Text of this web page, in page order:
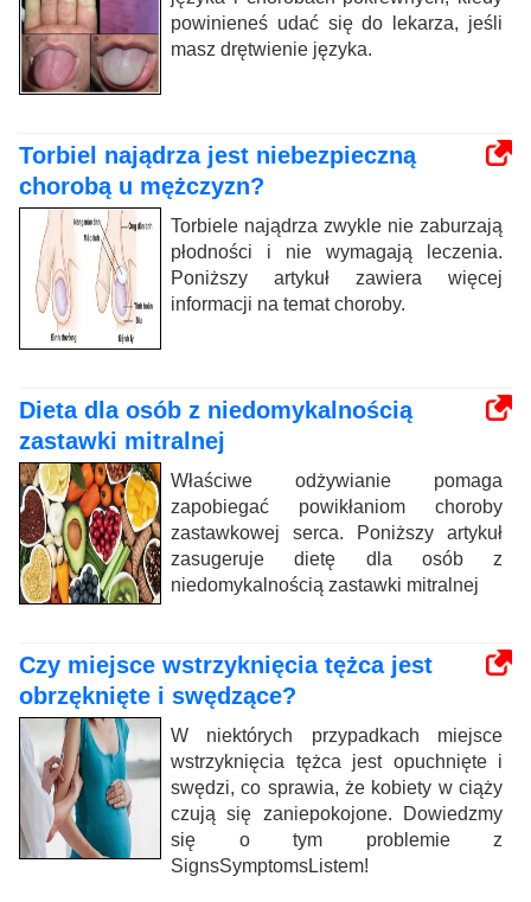
powinieneś udać się do lekarza, jeśli
masz drętwienie języka.
Torbiel najądrza jest niebezpieczną
chorobą u mężczyzn?
Torbiele najądrza zwykle nie zaburzają
płodności i nie wymagają leczenia.
Poniższy artykuł zawiera więcej
informacji na temat choroby.
Dieta dla osób z niedomykalnością
zastawki mitralnej
Właściwe odżywianie pomaga
zapobiegać powikłaniom choroby
zastawkowej serca. Poniższy artykuł
zasugeruje dietę dla osób z
niedomykalnością zastawki mitralnej
Czy miejsce wstrzyknięcia tężca jest
obrzęknięte i swędzące?
W niektórych przypadkach miejsce
wstrzyknięcia tężca jest opuchnięte i
swędzi, co sprawia, że ​​kobiety w ciąży
czują się zaniepokojone. Dowiedzmy
się o tym problemie z
SignsSymptomsListem!